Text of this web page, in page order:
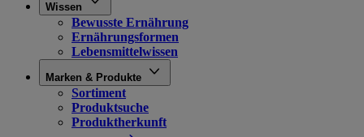
Wissen
Bewusste Ernährung
Ernährungsformen
Lebensmittelwissen
Marken & Produkte
Sortiment
Produktsuche
Produktherkunft